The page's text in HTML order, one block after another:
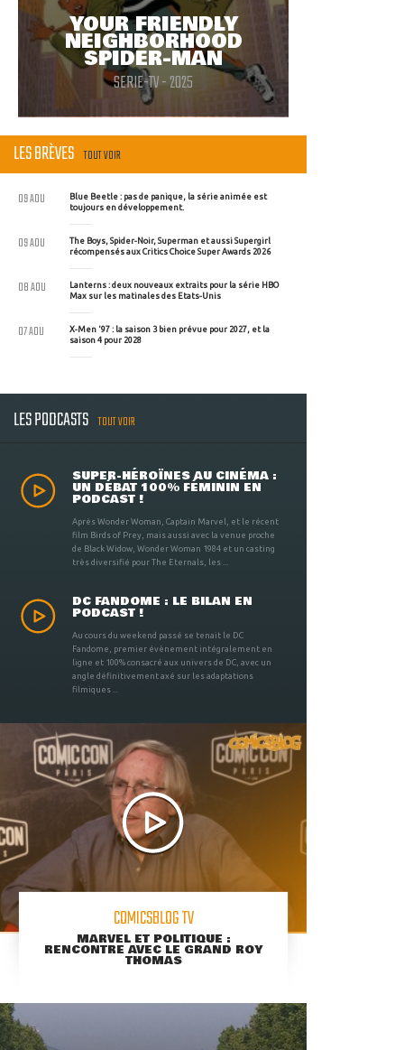
YOUR FRIENDLY
NEIGHBORHOOD
SPIDER-MAN
SERIE-TV - 2025
LES BRÈVES TOUT VOIR
Blue Beetle : pas de panique, la série animée est
toujours en développement.
09 AOU
The Boys, Spider-Noir, Superman et aussi Supergirl
récompensés aux Critics Choice Super Awards 2026
09 AOU
Lanterns : deux nouveaux extraits pour la série HBO
Max sur les matinales des Etats-Unis
08 AOU
X-Men '97 : la saison 3 bien prévue pour 2027, et la
saison 4 pour 2028
07 AOU
LES PODCASTS TOUT VOIR
SUPER-HÉROÏNES AU CINÉMA :
UN DÉBAT 100% FÉMININ EN
PODCAST !
Après Wonder Woman, Captain Marvel, et le récent
film Birds of Prey, mais aussi avec la venue proche
de Black Widow, Wonder Woman 1984 et un casting
très diversifié pour The Eternals, les ...
DC FANDOME : LE BILAN EN
PODCAST !
Au cours du weekend passé se tenait le DC
Fandome, premier évènement intégralement en
ligne et 100% consacré aux univers de DC, avec un
angle définitivement axé sur les adaptations
filmiques ...
COMICSBLOG TV
MARVEL ET POLITIQUE :
RENCONTRE AVEC LE GRAND ROY
THOMAS